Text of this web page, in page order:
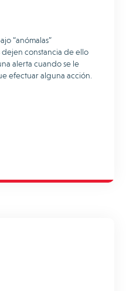
“anómalas”
constancia de ello
alerta cuando se le
efectuar alguna acción.